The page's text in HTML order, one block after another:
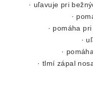
· uľavuje pri
·
· pomáha
·
·
· tlmí zápal